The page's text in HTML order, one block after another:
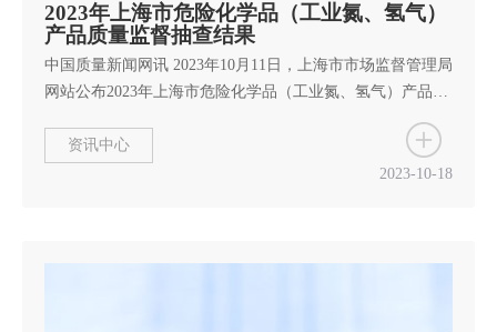
2023年上海市危险化学品（工业氮、氢气）
产品质量监督抽查结果
中国质量新闻网讯 2023年10月11日，上海市市场监督管理局
网站公布2023年上海市危险化学品（工业氮、氢气）产品质
量监督抽查结果。 近期，上海市市场监督管理局对本市生产
的危险化学品（工业氮、氢气）产品质量进行了监督抽查。
本次抽查了25批次产品，经检验，未发现不合格。 本次监督
资讯中心
2023-10-18